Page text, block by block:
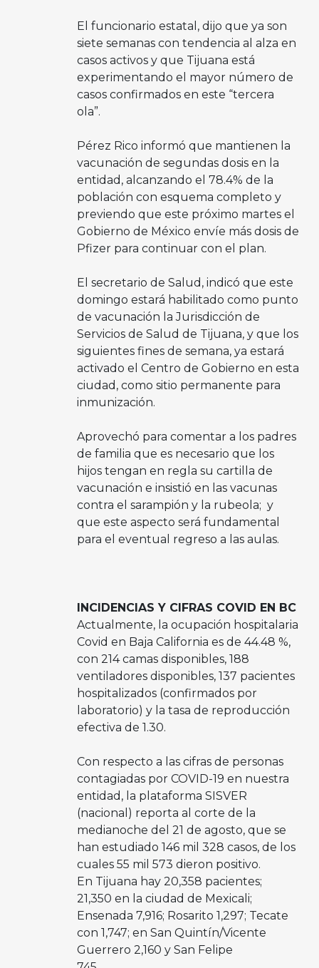
El funcionario estatal, dijo que ya son
siete semanas con tendencia al alza en
casos activos y que Tijuana está
experimentando el mayor número de
casos confirmados en este “tercera
ola”.
Pérez Rico informó que mantienen la
vacunación de segundas dosis en la
entidad, alcanzando el 78.4% de la
población con esquema completo y
previendo que este próximo martes el
Gobierno de México envíe más dosis de
Pfizer para continuar con el plan.
El secretario de Salud, indicó que este
domingo estará habilitado como punto
de vacunación la Jurisdicción de
Servicios de Salud de Tijuana, y que los
siguientes fines de semana, ya estará
activado el Centro de Gobierno en esta
ciudad, como sitio permanente para
inmunización.
Aprovechó para comentar a los padres
de familia que es necesario que los
hijos tengan en regla su cartilla de
vacunación e insistió en las vacunas
contra el sarampión y la rubeola; y
que este aspecto será fundamental
para el eventual regreso a las aulas.
INCIDENCIAS Y CIFRAS COVID EN BC
Actualmente, la ocupación hospitalaria
Covid en Baja California es de 44.48 %,
con 214 camas disponibles, 188
ventiladores disponibles, 137 pacientes
hospitalizados (confirmados por
laboratorio) y la tasa de reproducción
efectiva de 1.30.
Con respecto a las cifras de personas
contagiadas por COVID-19 en nuestra
entidad, la plataforma SISVER
(nacional) reporta al corte de la
medianoche del 21 de agosto, que se
han estudiado 146 mil 328 casos, de los
cuales 55 mil 573 dieron positivo.
En Tijuana hay 20,358 pacientes;
21,350 en la ciudad de Mexicali;
Ensenada 7,916; Rosarito 1,297; Tecate
con 1,747; en San Quintín/Vicente
Guerrero 2,160 y San Felipe